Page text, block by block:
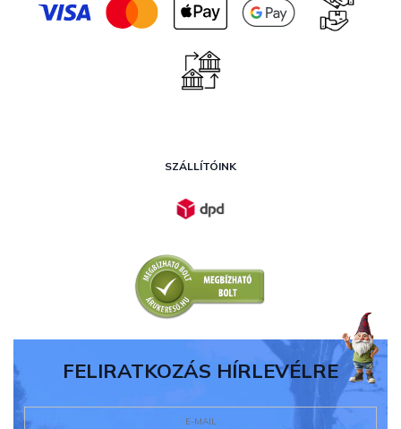
SZÁLLÍTÓINK
FELIRATKOZÁS HÍRLEVÉLRE
E-MAIL